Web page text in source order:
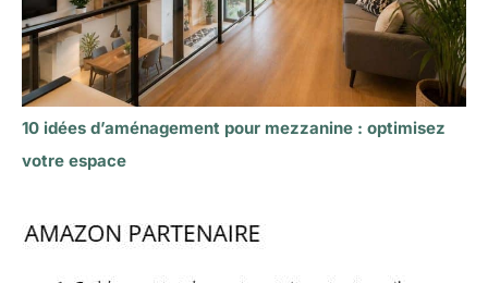
10 idées d’aménagement pour mezzanine : optimisez
votre espace